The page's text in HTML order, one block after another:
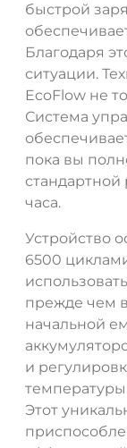
быстрой
Благодаря
ситуации.
EcoFlow не
Система
пока вы
стандартной
часа.
Устройство
6500
прежде чем
начальной
и
Этот